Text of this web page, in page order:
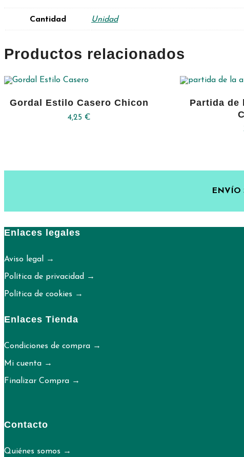
Cantidad Unidad
Productos relacionados
Gordal Estilo Casero Chicon
4,25 €
Partida de
ENVÍO
Enlaces legales
Aviso legal →
Política de privacidad →
Política de cookies →
Enlaces Tienda
Condiciones de compra →
Mi cuenta →
Finalizar Compra →
Contacto
Quiénes somos →